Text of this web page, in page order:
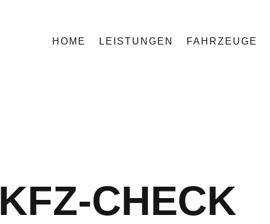
HOME LEISTUNGEN FAHRZEUGE
KFZ-CHECK